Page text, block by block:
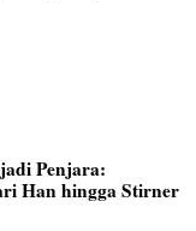
Penjara:
Han hingga Stirner